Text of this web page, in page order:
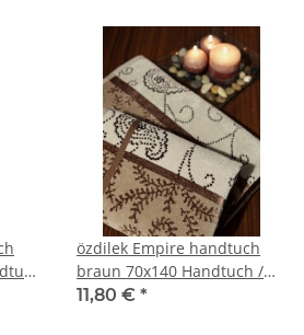
özdilek Empire handtuch
braun 70x140 Handtuch /
Handtücher
11,80 € *